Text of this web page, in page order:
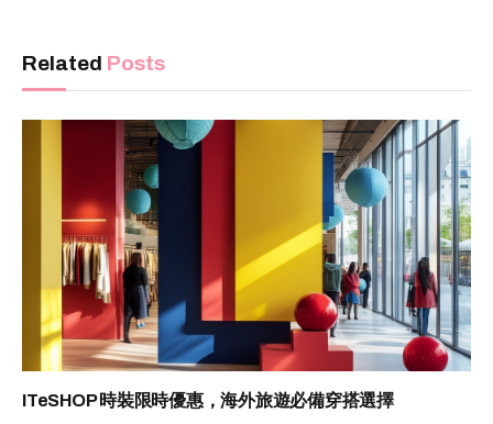
Related Posts
ITeSHOP 時裝限時優惠，海外旅遊必備穿搭選擇